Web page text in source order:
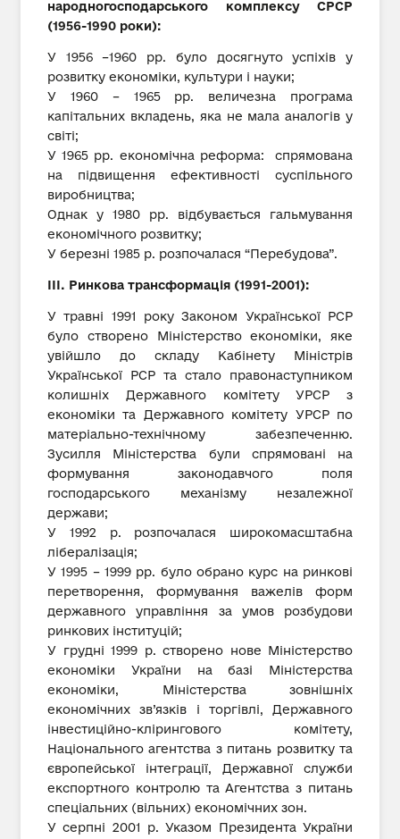
народногосподарського комплексу СРСР
(1956-1990 роки):
У 1956 –1960 рр. було досягнуто успіхів у
розвитку економіки, культури і науки;
У 1960 – 1965 рр. величезна програма
капітальних вкладень, яка не мала аналогів у
світі;
У 1965 рр. економічна реформа: спрямована
на підвищення ефективності суспільного
виробництва;
Однак у 1980 рр. відбувається гальмування
економічного розвитку;
У березні 1985 р. розпочалася “Перебудова”.
ІІІ. Ринкова трансформація (1991-2001):
У травні 1991 року Законом Української РСР
було створено Міністерство економіки, яке
увійшло до складу Кабінету Міністрів
Української РСР та стало правонаступником
колишніх Державного комітету УРСР з
економіки та Державного комітету УРСР по
матеріально-технічному забезпеченню.
Зусилля Міністерства були спрямовані на
формування законодавчого поля
господарського механізму незалежної
держави;
У 1992 р. розпочалася широкомасштабна
лібералізація;
У 1995 – 1999 рр. було обрано курс на ринкові
перетворення, формування важелів форм
державного управління за умов розбудови
ринкових інституцій;
У грудні 1999 р. створено нове Міністерство
економіки України на базі Міністерства
економіки, Міністерства зовнішніх
економічних зв’язків і торгівлі, Державного
інвестиційно-клірингового комітету,
Національного агентства з питань розвитку та
європейської інтеграції, Державної служби
експортного контролю та Агентства з питань
спеціальних (вільних) економічних зон.
У серпні 2001 р. Указом Президента України